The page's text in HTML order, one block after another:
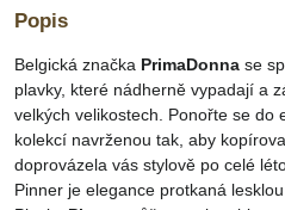
Popis
Belgická značka PrimaDonna se
plavky, které nádherně vypadají a
velkých velikostech. Ponořte se do
kolekcí navrženou tak, aby
doprovázela vás stylově po celé
Pinner je elegance protkaná